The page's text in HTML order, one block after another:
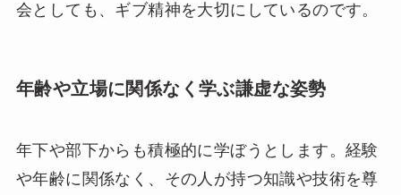
会としても、ギブ精神を大切にしているのです。
年齢や立場に関係なく学ぶ謙虚な姿勢
年下や部下からも積極的に学ぼうとします。経験
や年齢に関係なく、その人が持つ知識や技術を尊